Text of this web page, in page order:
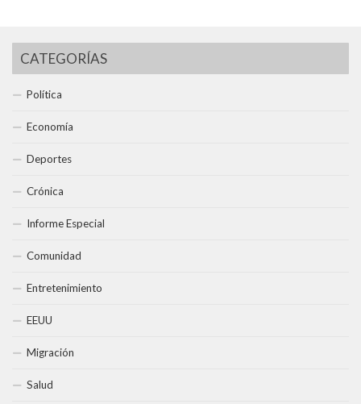
CATEGORÍAS
Política
Economía
Deportes
Crónica
Informe Especial
Comunidad
Entretenimiento
EEUU
Migración
Salud